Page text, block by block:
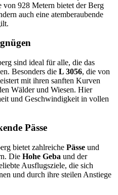
928 Metern bietet der Berg
auch eine atemberaubende
sind ideal für alle, die das
Besonders die L 3056, die von
mit ihren sanften Kurven
Wälder und Wiesen. Hier
und Geschwindigkeit in vollen
Pässe
bietet zahlreiche Pässe und
Die Hohe Geba und der
Ausflugsziele, die sich
und durch ihre steilen Anstiege